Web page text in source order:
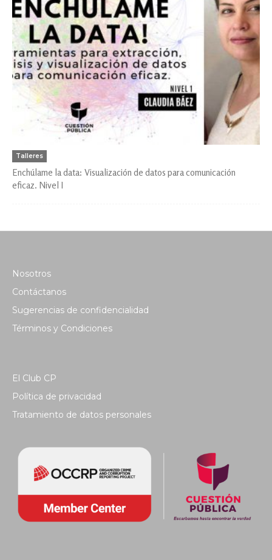
Talleres
Enchúlame la data: Visualización de datos para comunicación
eficaz. Nivel I
Nosotros
Contáctanos
Sugerencias de confidencialidad
Términos y Condiciones
El Club CP
Política de privacidad
Tratamiento de datos personales